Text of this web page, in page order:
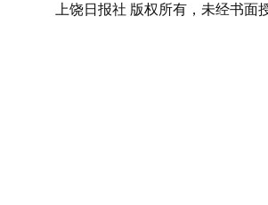
上饶日报社 版权所有，未经书面